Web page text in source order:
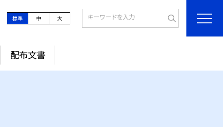
標準 中 大
配布文書